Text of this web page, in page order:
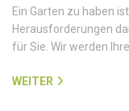
Ein Garten zu haben
Herausforderungen
für Sie. Wir werden
WEITER